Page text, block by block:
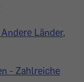
Länder,
- Zahlreiche